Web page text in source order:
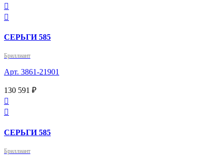


СЕРЬГИ 585
Бриллиант
Арт. 3861-21901
130 591 ₽


СЕРЬГИ 585
Бриллиант